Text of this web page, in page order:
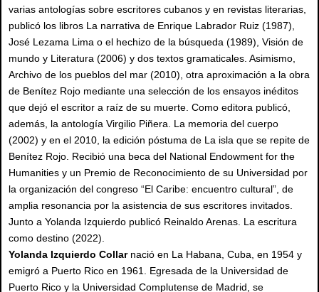
varias antologías sobre escritores cubanos y en revistas literarias,
publicó los libros La narrativa de Enrique Labrador Ruiz (1987),
José Lezama Lima o el hechizo de la búsqueda (1989), Visión de
mundo y Literatura (2006) y dos textos gramaticales. Asimismo,
Archivo de los pueblos del mar (2010), otra aproximación a la obra
de Benítez Rojo mediante una selección de los ensayos inéditos
que dejó el escritor a raíz de su muerte. Como editora publicó,
además, la antología Virgilio Piñera. La memoria del cuerpo
(2002) y en el 2010, la edición póstuma de La isla que se repite de
Benítez Rojo. Recibió una beca del National Endowment for the
Humanities y un Premio de Reconocimiento de su Universidad por
la organización del congreso “El Caribe: encuentro cultural”, de
amplia resonancia por la asistencia de sus escritores invitados.
Junto a Yolanda Izquierdo publicó Reinaldo Arenas. La escritura
como destino (2022).
Yolanda Izquierdo Collarnació en La Habana, Cuba, en 1954 y
emigró a Puerto Rico en 1961. Egresada de la Universidad de
Puerto Rico y la Universidad Complutense de Madrid, se